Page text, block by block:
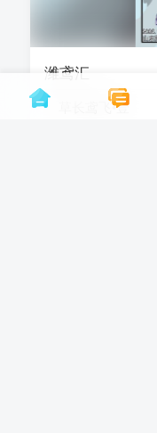
潍鸢汇
草长鸢飞•壹